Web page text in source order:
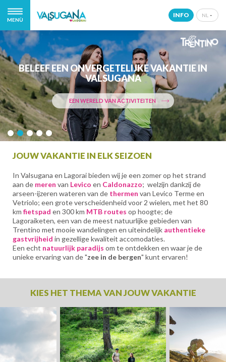
MENÙ
NL
EN
NL
INFO
BELEEF EEN ONVERGETELIJKE VAKANTIE IN
VALSUGANA
EEN WERELD VAN ACTIVITEITEN
JOUW VAKANTIE IN ELK SEIZOEN
In Valsugana en Lagorai bieden wij je een zomer op het strand
aan de meren van Levico en Caldonazzo; welzijn dankzij de
arseen-ijzeren wateren van de thermen van Levico Terme en
Vetriolo; een grote verscheidenheid voor 2 wielen, met het 80
km fietspad en 300 km MTB routes op hoogte; de
Lagoraiketen, een van de meest natuurlijke gebieden van
Trentino met mooie wandelingen en uiteindelijk authentieke
gastvrijheid in gezellige kwaliteit accomodaties.
Een echt natuurlijk paradijs om te ontdekken en waar je de
unieke ervaring van de "zee in de bergen" kunt ervaren!
KIES HET THEMA VAN JOUW VAKANTIE